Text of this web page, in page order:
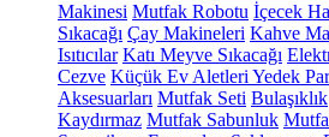
Makinesi Mutfak Robotu İçecek
Sıkacağı Çay Makineleri Kahve
Isıtıcılar Katı Meyve Sıkacağı
Cezve Küçük Ev Aletleri Yedek
Aksesuarları Mutfak Seti Bulaşıklık
Kaydırmaz Mutfak Sabunluk